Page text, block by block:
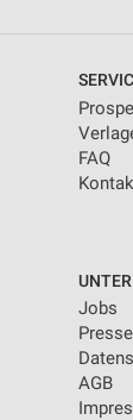
FAQ
Jobs
Presse
AGB